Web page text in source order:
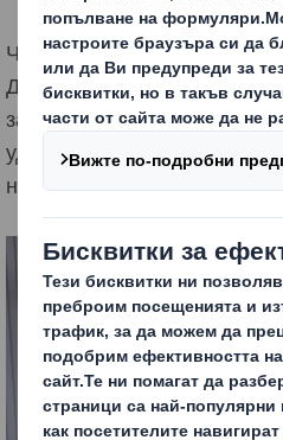
Четири от петте
Ди Ес Смит България АД
за иновация, устойчивост,
удобство и управление на
на доставки.